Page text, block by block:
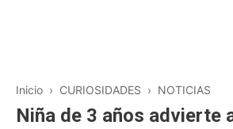
Inicio › CURIOSIDADES › NOTICIAS
Niña de 3 años advierte